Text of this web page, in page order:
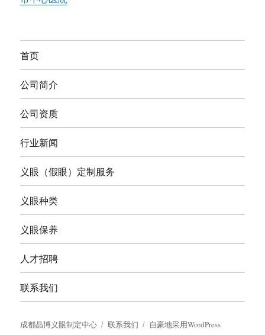
首页
公司简介
公司资质
行业新闻
义眼（假眼）定制服务
义眼种类
义眼保养
人才招聘
联系我们
成都晶博义眼制定中心 联系我们 自豪地采用WordPress